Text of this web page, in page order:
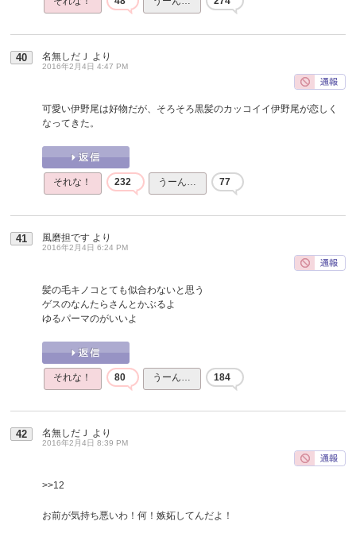
40 名無しだＪ より
2016年2月4日 4:47 PM
可愛い伊野尾は好物だが、そろそろ黒髪のカッコイイ伊野尾が恋しく
なってきた。
それな！ 232 うーん… 77
41 風磨担です より
2016年2月4日 6:24 PM
髪の毛キノコとても似合わないと思う
ゲスのなんたらさんとかぶるよ
ゆるパーマのがいいよ
それな！ 80 うーん… 184
42 名無しだＪ より
2016年2月4日 8:39 PM
>>12
お前が気持ち悪いわ！何！嫉妬してんだよ！